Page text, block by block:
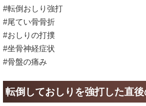
#転倒おしり強打
#尾てい骨骨折
#おしりの打撲
#坐骨神経症状
#骨盤の痛み
転倒しておしりを強打した直